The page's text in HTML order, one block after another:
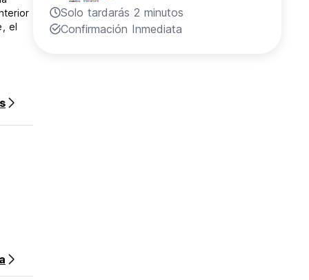
el
1
Solo tardarás 2 minutos
Confirmación Inmediata